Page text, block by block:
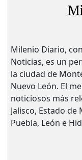
Milenio Diario,
Noticias, es un
la ciudad de
Nuevo León. El
noticiosos más
Jalisco, Estado de
Puebla, León e